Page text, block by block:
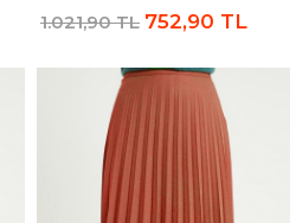
1.021,90 TL 752,90 TL